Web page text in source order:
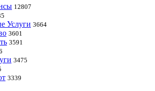
12807
Услуги 3664
3601
3591
3475
3339